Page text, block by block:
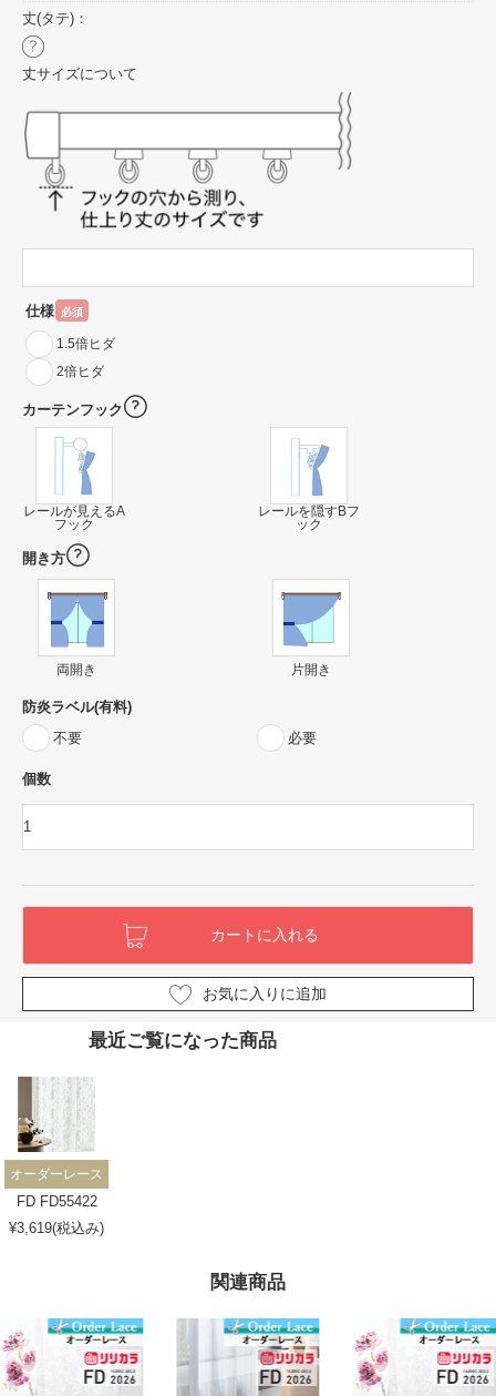
丈(タテ)：
丈サイズについて
仕様 必須
1.5倍ヒダ
2倍ヒダ
カーテンフック
レールが見えるA
フック
レールを隠すBフ
ック
開き方
両開き 片開き
防炎ラベル(有料)
不要
必要
個数
お気に入りに追加
関連商品
最近ご覧になった商品
オーダーレース
FD FD55422
¥3,619(税込み)